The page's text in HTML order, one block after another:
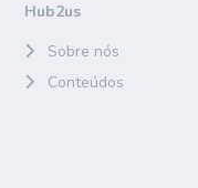
Hub2us
Sobre nós
Conteúdos